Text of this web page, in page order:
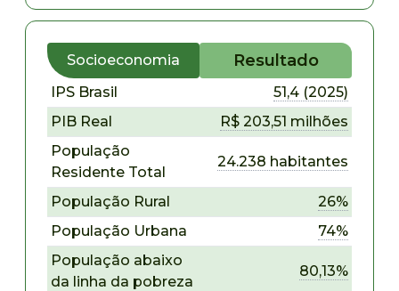
Socioeconomia Resultado
IPS Brasil
51,4 (2025)
PIB Real
R$ 203,51 milhões
População
Residente Total
24.238 habitantes
População Rural
26%
População Urbana
74%
População abaixo
da linha da pobreza
80,13%